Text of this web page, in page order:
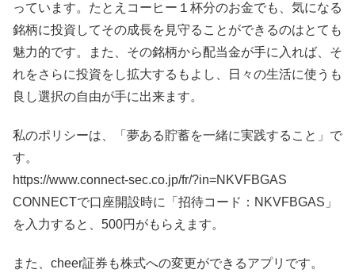
っています。たとえコーヒー１杯分のお金でも、気になる
銘柄に投資してその成長を見守ることができるのはとても
魅力的です。また、その銘柄から配当金が手に入れば、そ
れをさらに投資をし拡大するもよし、日々の生活に使うも
良し選択の自由が手に出来ます。
私のポリシーは、「夢ある貯蓄を一緒に実践すること」で
す。
https://www.connect-sec.co.jp/fr/?in=NKVFBGAS
CONNECTで口座開設時に「招待コード：NKVFBGAS」
を入力すると、500円がもらえます。
また、cheer証券も株式への変更ができるアプリです。